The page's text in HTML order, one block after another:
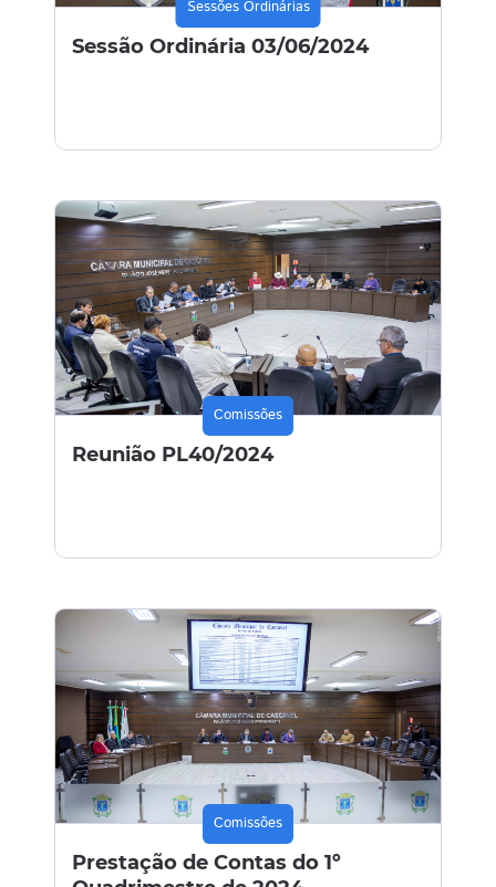
Sessões Ordinárias
Sessão Ordinária 03/06/2024
Comissões
Reunião PL40/2024
Comissões
Prestação de Contas do 1º